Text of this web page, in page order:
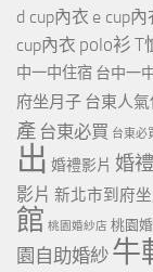
d cup內衣 e cup內
cup內衣 polo衫 T
中一中住宿 台中一
府坐月子 台東人
產 台東必買 台東必
出 婚禮影片 婚
影片 新北市到府
館 桃園婚紗店 桃園
園自助婚紗 牛